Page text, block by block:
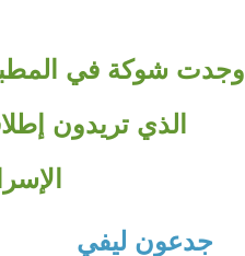
وجدت شوكة في المطبخ:
الذي تريدون
جدعون ليفي